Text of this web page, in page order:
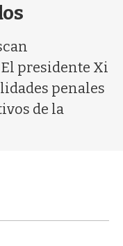
presidente Xi
penales
de la